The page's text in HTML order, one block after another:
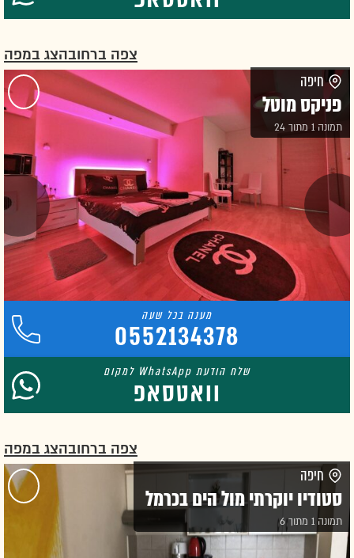
צפה ברחובהצג במפה
חיפה
פניקס מוטל
תמונה 1 מתוך 24
0552134378
וואטסאפ
צפה ברחובהצג במפה
חיפה
סטודיו יוקרתי מול הים בכרמל
תמונה 1 מתוך 6